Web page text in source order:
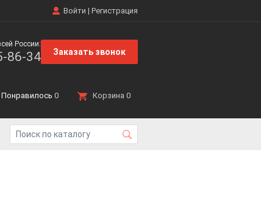
Войти | Регистрация
России:
86-34 Заказать звонок
Понравилось 0 Корзина 0